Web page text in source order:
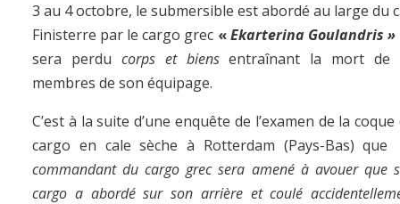
3 au 4 octobre, le submersible est abordé au large du
Finisterre par le cargo grec «Ekarterina Goulandris »
sera perdu corps et biensentraînant la mort de
membres de son équipage.
C’est à la suite d’une enquête de l’examen de la coque
cargo en cale sèche à Rotterdam (Pays-Bas)
commandant du cargo grec sera amené à avouer que
cargo a abordé sur son arrière et coulé